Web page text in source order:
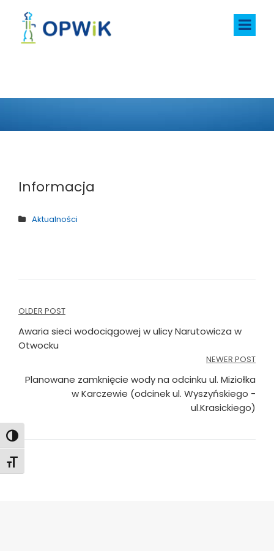
Toggle High Contrast
Toggle Font size
Informacja
Aktualności
Nawigacja
wpisu
OLDER POST
Awaria sieci wodociągowej w ulicy Narutowicza w
Otwocku
NEWER POST
Planowane zamknięcie wody na odcinku ul. Miziołka
w Karczewie (odcinek ul. Wyszyńskiego -
ul.Krasickiego)